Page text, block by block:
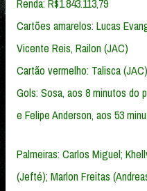
Renda: R$1.843.113,79
Cartões amarelos: Lucas
Vicente Reis, Railon (JAC)
Cartão vermelho: Talisca (JAC)
Gols: Sosa, aos 8 minutos do
e Felipe Anderson, aos 53
Palmeiras: Carlos Miguel;
(Jefté); Marlon Freitas